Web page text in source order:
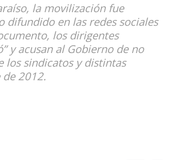
la movilización fue
difundido en las redes sociales
los dirigentes
y acusan al Gobierno de no
los sindicatos y distintas
2012.